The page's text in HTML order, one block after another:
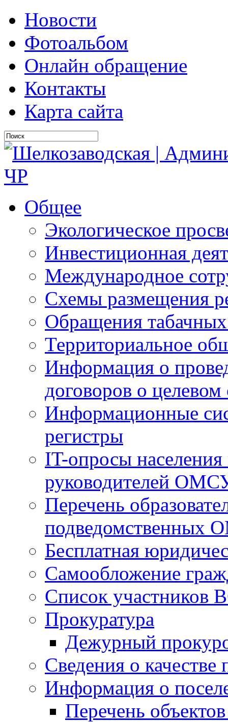
Новости
Фотоальбом
Онлайн обращение
Контакты
Карта сайта
Общее
Экологическое
Инвестиционная
Международное
Схемы размещения
Обращения
Территориальное
Информация о
договоров о
Информационные
регистры
IT-опросы населения
руководителей
Перечень
подведомственных
Бесплатная
Самообложение
Список участников
Прокуратура
Дежурный
Сведения о качестве
Информация о
Перечень